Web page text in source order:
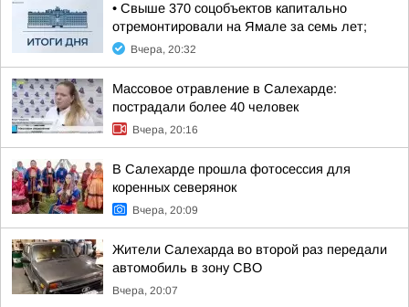
• Свыше 370 соцобъектов капитально
отремонтировали на Ямале за семь лет;
Вчера, 20:32
Массовое отравление в Салехарде:
пострадали более 40 человек
Вчера, 20:16
В Салехарде прошла фотосессия для
коренных северянок
Вчера, 20:09
Жители Салехарда во второй раз передали
автомобиль в зону СВО
Вчера, 20:07